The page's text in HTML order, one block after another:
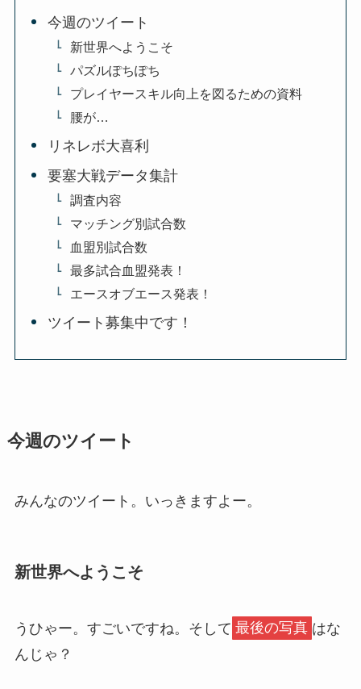
今週のツイート
新世界へようこそ
パズルぽちぽち
プレイヤースキル向上を図るための資料
腰が…
リネレボ大喜利
要塞大戦データ集計
調査内容
マッチング別試合数
血盟別試合数
最多試合血盟発表！
エースオブエース発表！
ツイート募集中です！
今週のツイート
みんなのツイート。いっきますよー。
新世界へようこそ
うひゃー。すごいですね。そして 最後の写真 はな
んじゃ？